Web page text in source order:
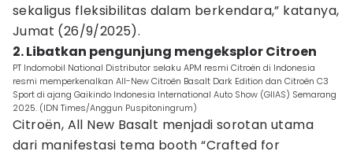
sekaligus fleksibilitas dalam berkendara,” katanya,
Jumat (26/9/2025).
2. Libatkan pengunjung mengeksplor Citroen
PT Indomobil National Distributor selaku APM resmi Citroën di Indonesia
resmi memperkenalkan All-New Citroën Basalt Dark Edition dan Citroën C3
Sport di ajang Gaikindo Indonesia International Auto Show (GIIAS) Semarang
2025. (IDN Times/Anggun Puspitoningrum)
Citroën, All New Basalt menjadi sorotan utama
dari manifestasi tema booth “Crafted for